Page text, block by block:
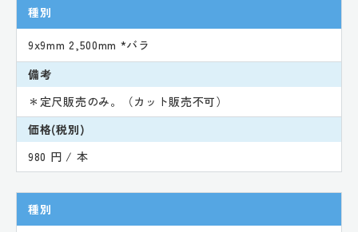
種別
9x9mm 2,500mm *バラ
備考
＊定尺販売のみ。（カット販売不可）
価格(税別)
980 円 / 本
種別